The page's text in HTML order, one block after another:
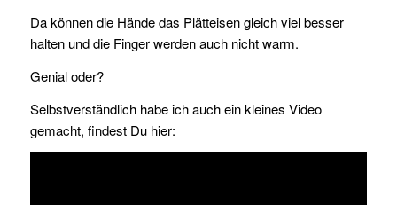
Da können die Hände das Plätteisen gleich viel besser
halten und die Finger werden auch nicht warm.
Genial oder?
Selbstverständlich habe ich auch ein kleines Video
gemacht, findest Du hier: